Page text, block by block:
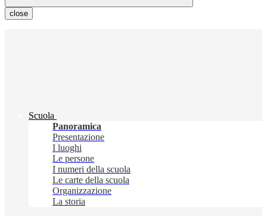
close
Scuola
Panoramica
Presentazione
I luoghi
Le persone
I numeri della scuola
Le carte della scuola
Organizzazione
La storia